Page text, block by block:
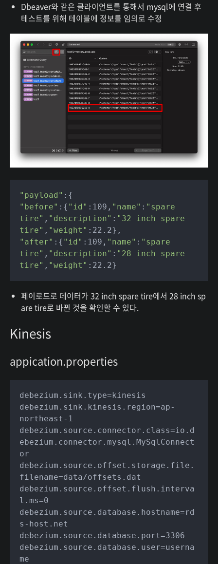
Dbeaver와 같은 클라이언트를 통해서 mysql에 연결 후
테스트를 위해 테이블에 정보를 임의로 수정
"payload"
"before" :{ "id" :109, "name" : "spare
tire" , "description" : "32 inch spare
tire" , "weight"
"after" :{ "id" :109, "name" : "spare
tire" , "description" : "28 inch spare
tire" , "weight"
페이로드로 데이터가 32 inch spare tire에서 28 inch sp
are tire로 바뀐 것을 확인할 수 있다.
Kinesis
appication.properties
debezium.sink.type=kinesis
debezium.sink.kinesis.region=ap-
northeast-1
debezium.source.connector.class=io.d
ebezium.connector.mysql.MySqlConnect
or
debezium.source.offset.storage.file.
filename=data/offsets.dat
debezium.source.offset.flush.interva
l.ms=0
debezium.source.database.hostname=rd
s-host.net
debezium.source.database.port=3306
debezium.source.database.user=userna
me